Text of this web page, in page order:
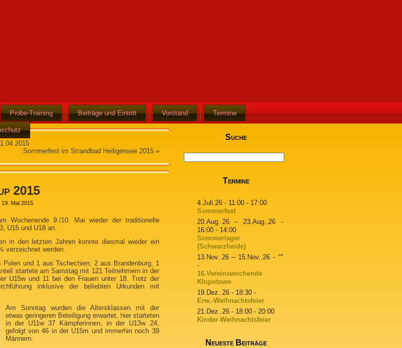
Probe-Training Beiträge und Eintritt Vorstand Termine
Sommerfest im Strandbad Heiligensee 2015»
2015
19. Mai 2015
Wochenende 9./10. Mai wieder der traditionelle
U15 und U18 an.
in den letzten Jahren konnte diesmal wieder ein
verzeichnet werden.
und 1 aus Tschechien, 2 aus Brandenburg, 1
startete am Samstag mit 121 Teilnehmern in der
U15w und 11 bei den Frauen unter 18. Trotz der
inklusive der beliebten Urkunden mit
Am Sonntag wurden die Altersklassen mit der
etwas geringeren Beteiligung erwartet, hier starteten
in der U11w 37 Kämpferinnen, in der U13w 24,
gefolgt von 46 in der U15m und immerhin noch 39
Männern.
Suche
Termine
4.Juli.26- 11:00 - 17:00
Sommerfest
20.Aug..26
– 23.Aug..26 -
16:00 - 14:00
Sommerlager
(Schwarzheide)
13.Nov..26 – 15.Nov..26 - ""
-
16.Vereinswochende
Kłopotowo
19.Dez..26- 18:30 -
Erw.-Weihnachtsfeier
21.Dez..26- 18:00 - 20:00
Kinder-Weihnachtsfeier
Neueste Beiträge